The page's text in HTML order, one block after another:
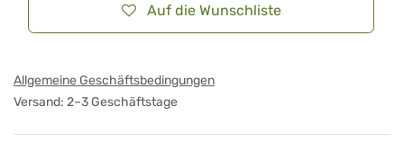
Auf die Wunschliste
Allgemeine Geschäftsbedingungen
Versand: 2–3 Geschäftstage